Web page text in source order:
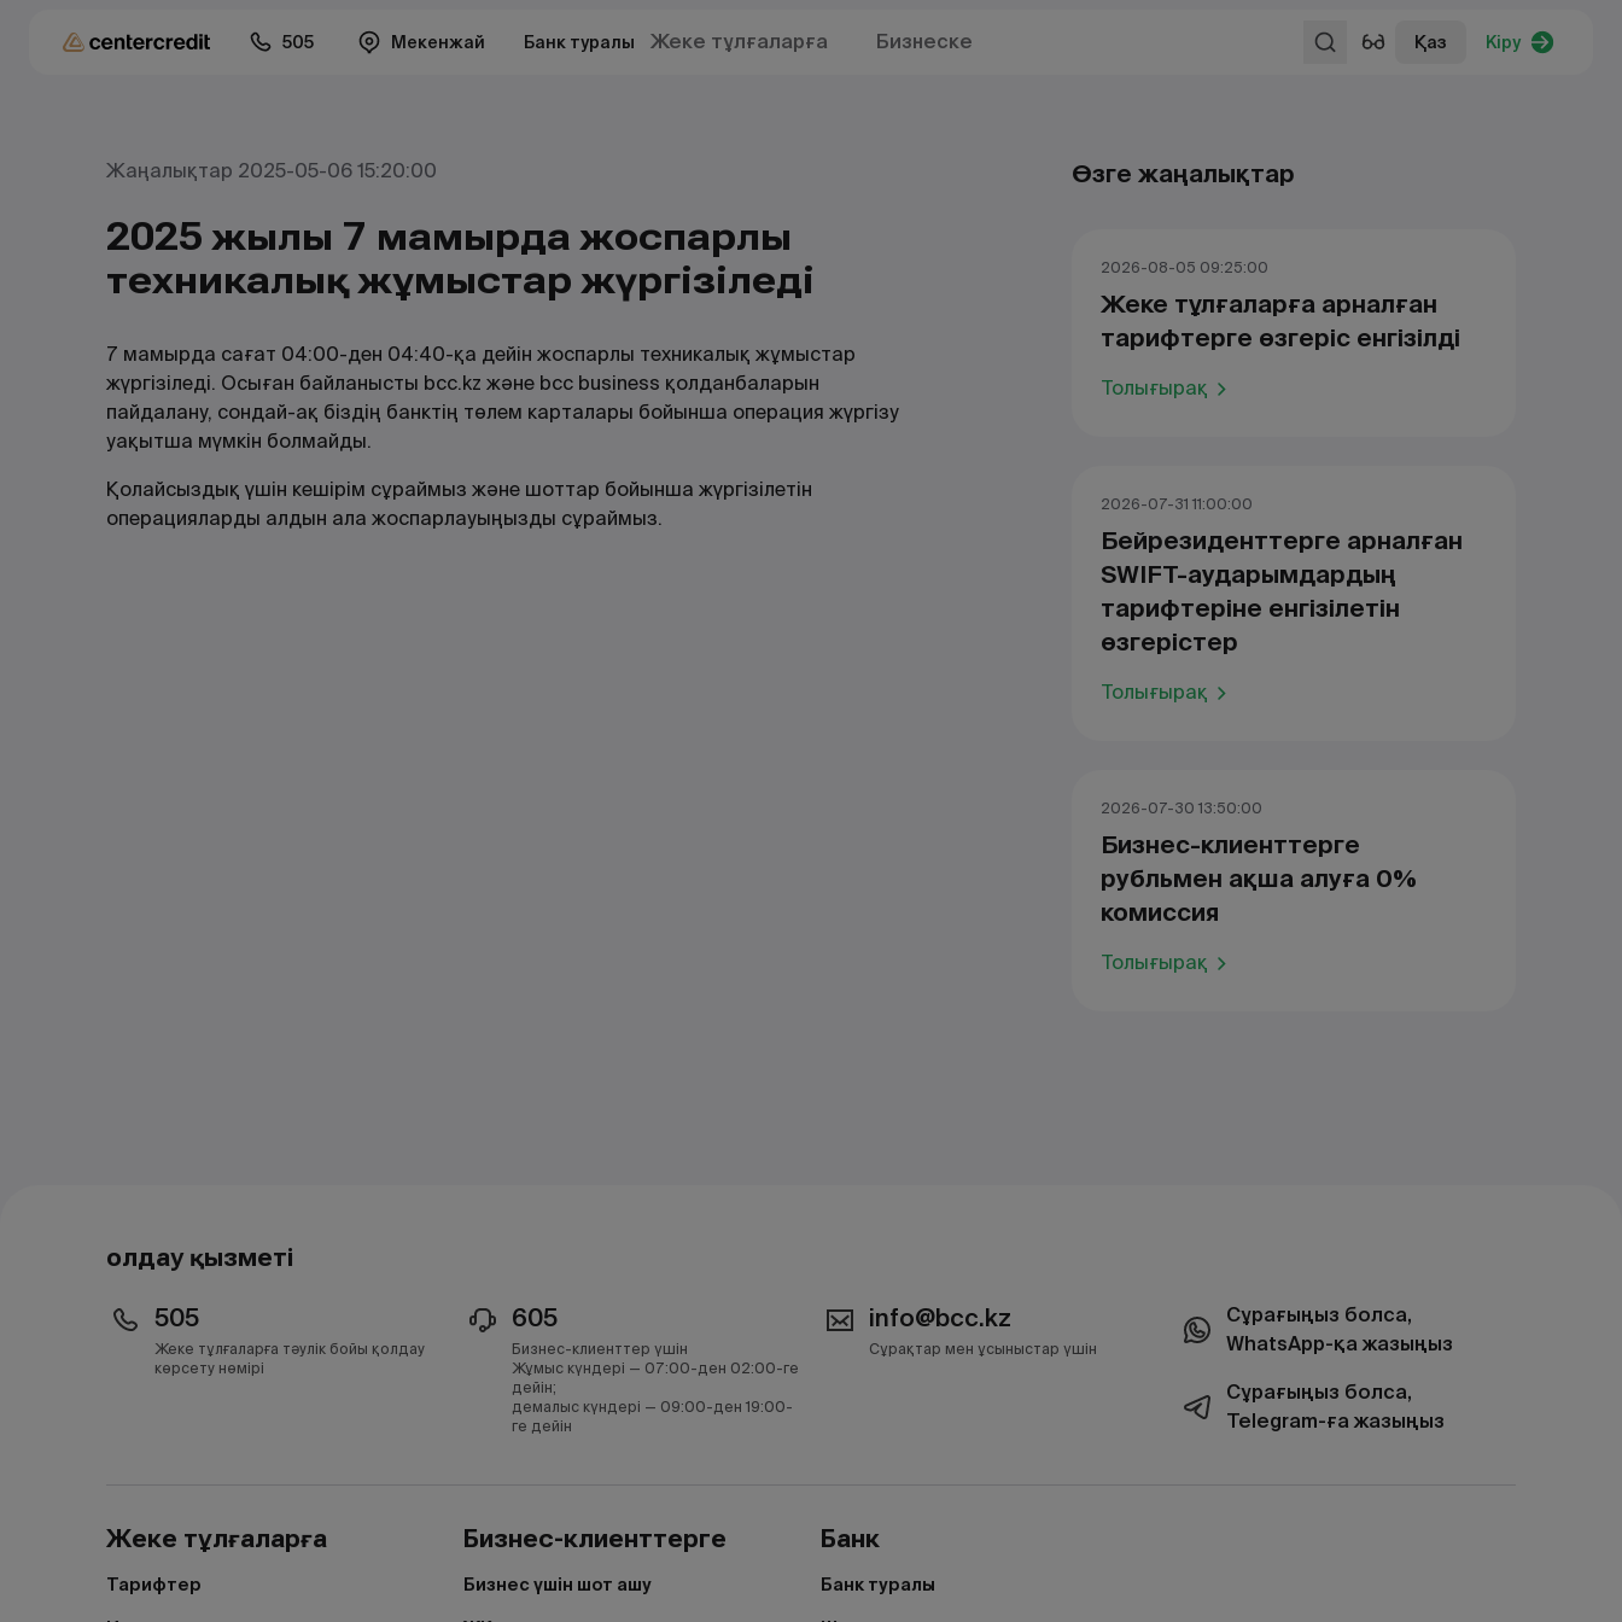
505 Мекенжай Банк туралы Жеке тұлғаларға Бизнеске Қаз Кіру
Жаңалықтар 2025-05-06 15:20:00
2025 жылғы 7 мамырда жоспарлы
техникалық жұмыстар жүргізіледі
7 мамырда сағат 04:00-ден 04:40-қа дейін жоспарлы техникалық жұмыстар
жүргізіледі. Осыған байланысты bcc.kz және bcc business қолданбаларын
пайдалану, сондай-ақ біздің банктің төлем карталары бойынша операция жүргізу
уақытша мүмкін болмайды.
Қолайсыздық үшін кешірім сұраймыз және шоттар бойынша жүргізілетін
операцияларды алдын ала жоспарлауыңызды сұраймыз.
Өзге жаңалықтар
2026-08-05 09:25:00
Жеке тұлғаларға арналған
тарифтерге өзгеріс енгізілді
Толығырақ
2026-07-31 11:00:00
Бейрезиденттерге арналған
SWIFT-аударымдардың
тарифтеріне енгізілетін
өзгерістер
Толығырақ
2026-07-30 13:50:00
Бизнес-клиенттерге
рубльмен ақша алуға 0%
комиссия
Толығырақ
Қолдау қызметі
505
Жеке тұлғаларға тәулік бойы қолдау
көрсету нөмірі
605
Бизнес-клиенттер үшін
Жұмыс күндері — 07:00-ден 02:00-ге
дейін;
демалыс күндері — 09:00-ден 19:00-
ге дейін
info@bcc.kz
Сұрақтар мен ұсыныстар үшін
Сұрағыңыз болса,
WhatsApp-қа жазыңыз
Сұрағыңыз болса,
Telegram-ға жазыңыз
Жеке тұлғаларға
Тарифтер
Бизнес-клиенттерге
Бизнес үшін шот ашу
Банк
Банк туралы